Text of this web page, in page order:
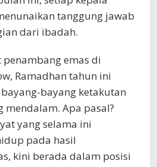
tanggung jawab
dari ibadah.
emas di
Ramadhan tahun ini
bayang ketakutan
mendalam. Apa pasal?
yang selama ini
pada hasil
kini berada dalam posisi